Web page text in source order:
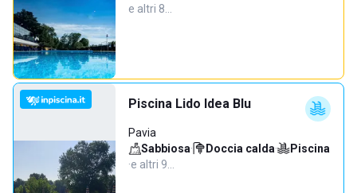
e altri 8…
Piscina Lido Idea Blu
Pavia
Sabbiosa· Doccia calda·
Piscina
·e altri 9…